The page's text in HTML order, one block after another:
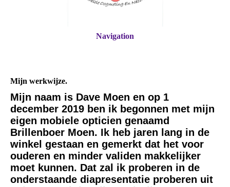
Navigation
Mijn werkwijze.
Mijn naam is Dave Moen en op 1
december 2019 ben ik begonnen met mijn
eigen mobiele opticien genaamd
Brillenboer Moen. Ik heb jaren lang in de
winkel gestaan en gemerkt dat het voor
ouderen en minder validen makkelijker
moet kunnen. Dat zal ik proberen in de
onderstaande diapresentatie proberen uit